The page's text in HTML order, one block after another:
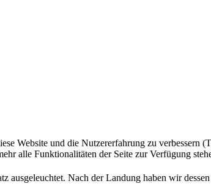
Nach der Landung haben wir
Website und die Nutzererfahrung zu verbessern
alle Funktionalitäten der Seite zur Verfügung